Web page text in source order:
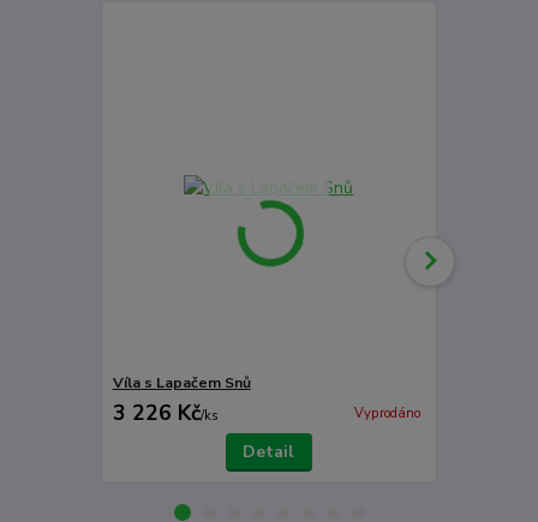
Víla s Lapačem Snů
3 226 Kč/ks Vyprodáno
Detail